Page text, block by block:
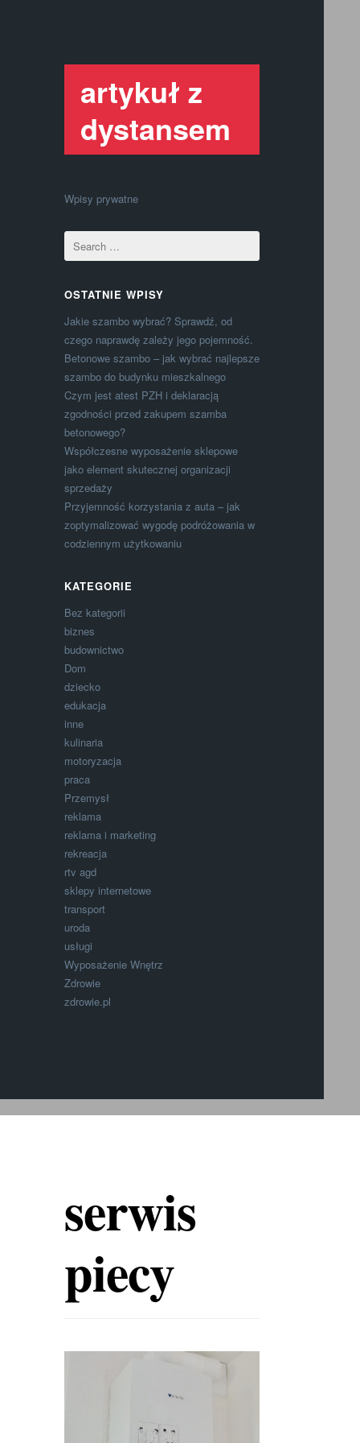
artykuł z
dystansem
Wpisy prywatne
OSTATNIE WPISY
Jakie szambo wybrać? Sprawdź, od
czego naprawdę zależy jego pojemność.
Betonowe szambo – jak wybrać najlepsze
szambo do budynku mieszkalnego
Czym jest atest PZH i deklaracją
zgodności przed zakupem szamba
betonowego?
Współczesne wyposażenie sklepowe
jako element skutecznej organizacji
sprzedaży
Przyjemność korzystania z auta – jak
zoptymalizować wygodę podróżowania w
codziennym użytkowaniu
KATEGORIE
Bez kategorii
biznes
budownictwo
Dom
dziecko
edukacja
inne
kulinaria
motoryzacja
praca
Przemysł
reklama
reklama i marketing
rekreacja
rtv agd
sklepy internetowe
transport
uroda
usługi
Wyposażenie Wnętrz
Zdrowie
zdrowie.pl
serwis
piecy